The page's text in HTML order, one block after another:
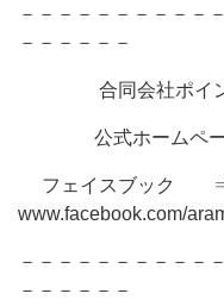
－－－－－－－－－－
－－－－－－
合同会社ポイン
公式ホームペー
フェイスブック
www.facebook.com/
－－－－－－－－－－
－－－－－－